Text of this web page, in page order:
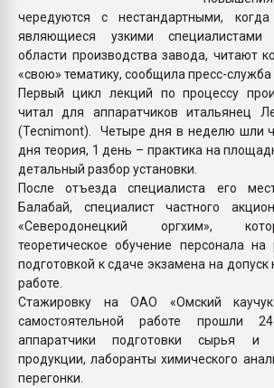
чередуются с нестандартными,
являющиеся узкими специалистами
области производства завода, читают
«свою» тематику, сообщила пресс-служба
Первый цикл лекций по процессу
читал для аппаратчиков итальянец
(Tecnimont). Четыре дня в неделю шли
дня теория, 1 день – практика на
детальный разбор установки.
После отъезда специалиста его
Балабай, специалист частного
«Северодонецкий оргхим»,
теоретическое обучение персонала
подготовкой к сдаче экзамена на допуск
работе.
Стажировку на ОАО «Омский
самостоятельной работе прошли
аппаратчики подготовки сырья и
продукции, лаборанты химического
перегонки.